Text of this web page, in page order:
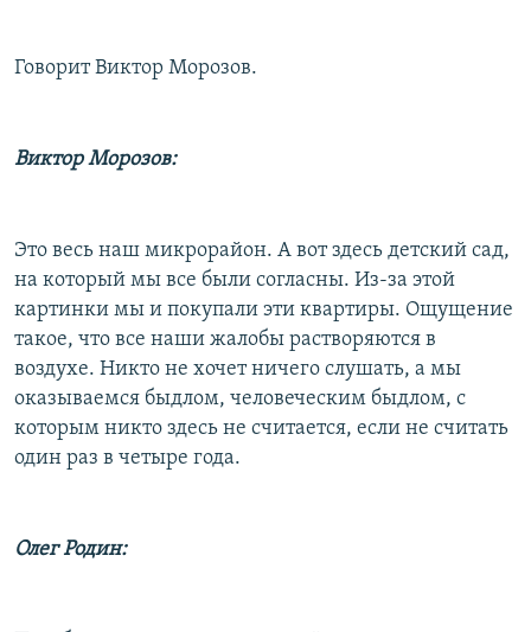
Говорит Виктор Морозов.
Виктор Морозов:
Это весь наш микрорайон. А вот здесь детский сад,
на который мы все были согласны. Из-за этой
картинки мы и покупали эти квартиры. Ощущение
такое, что все наши жалобы растворяются в
воздухе. Никто не хочет ничего слушать, а мы
оказываемся быдлом, человеческим быдлом, с
которым никто здесь не считается, если не считать
один раз в четыре года.
Олег Родин: